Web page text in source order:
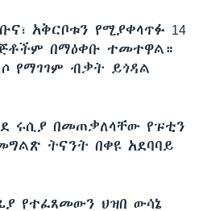
አቅርቦቱን የሚያቀላጥፉ 14
በማዕቀቡ ተመተዋል።
የማገገም ብቃት ይጎዳል
ሩሲያ በመጠቃለላቸው የፑቲን
ትናንት በቀዩ አደባባይ
የተፈጸመውን ህዝበ ውሳኔ